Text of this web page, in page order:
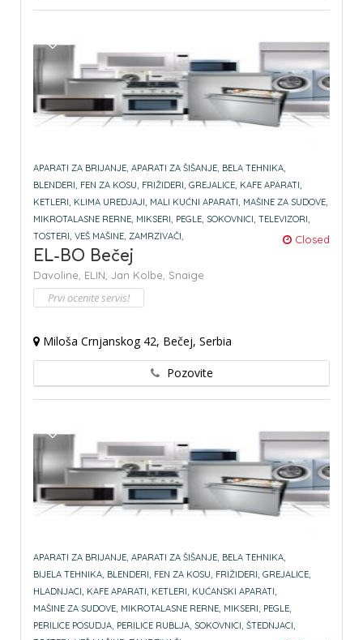
APARATI ZA BRIJANJE, APARATI ZA ŠIŠANJE, BELA TEHNIKA,
BLENDERI, FEN ZA KOSU, FRIŽIDERI, GREJALICE, KAFE APARATI,
KETLERI, KLIMA UREDJAJI, MALI KUĆNI APARATI, MAŠINE ZA SUDOVE,
MIKROTALASNE RERNE, MIKSERI, PEGLE, SOKOVNICI, TELEVIZORI,
TOSTERI, VEŠ MAŠINE, ZAMRZIVAČI, Closed
EL-BO Bečej
Davoline, ELIN, Jan Kolbe, Snaige
Prvi ocenite servis!
Miloša Crnjanskog 42, Bečej, Serbia
Pozovite
APARATI ZA BRIJANJE, APARATI ZA ŠIŠANJE, BELA TEHNIKA,
BIJELA TEHNIKA, BLENDERI, FEN ZA KOSU, FRIŽIDERI, GREJALICE,
HLADNJACI, KAFE APARATI, KETLERI, KUĆANSKI APARATI,
MAŠINE ZA SUDOVE, MIKROTALASNE RERNE, MIKSERI, PEGLE,
PERILICE POSUDJA, PERILICE RUBLJA, SOKOVNICI, ŠTEDNJACI,